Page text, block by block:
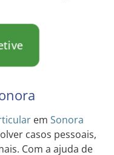
em Sonora
casos pessoais,
Com a ajuda de